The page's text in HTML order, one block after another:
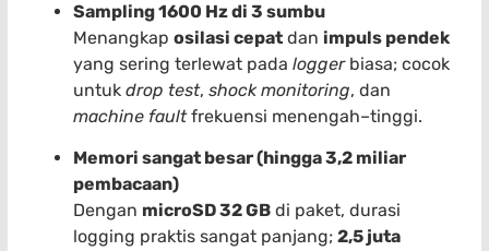
Sampling 1600 Hz di 3 sumbu
Menangkap osilasi cepat dan impuls pendek
yang sering terlewat pada loggerbiasa; cocok
untuk drop test, shock monitoring, dan
machine faultfrekuensi menengah–tinggi.
Memori sangat besar (hingga 3,2 miliar
pembacaan)
Dengan microSD 32 GB di paket, durasi
logging praktis sangat panjang; 2,5 juta